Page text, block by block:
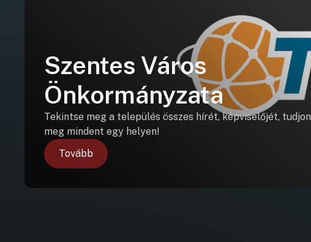
Szentes Város
Önkormányzata
Tekintse meg a település összes hírét, képviselőjét, tudjon
meg mindent egy helyen!
Tovább